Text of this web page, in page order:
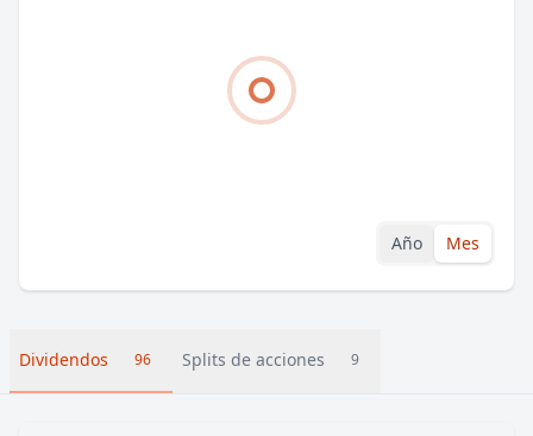
Año Mes
Dividendos 96 Splits de acciones 9